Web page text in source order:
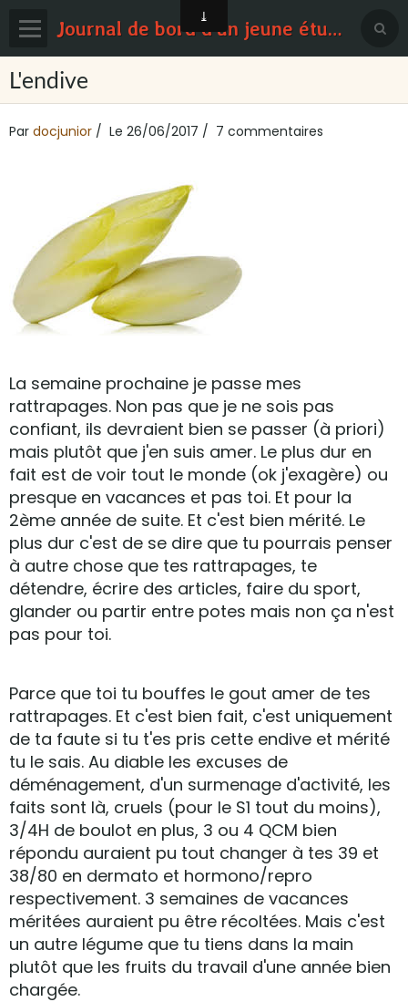
Journal de bord d'un jeune étudiant en médecine
Page d'accueil
L'endive
Par docjunior Le 26/06/2017 7 commentaires
La semaine prochaine je passe mes
rattrapages. Non pas que je ne sois pas
confiant, ils devraient bien se passer (à priori)
mais plutôt que j'en suis amer. Le plus dur en
fait est de voir tout le monde (ok j'exagère) ou
presque en vacances et pas toi. Et pour la
2ème année de suite. Et c'est bien mérité. Le
plus dur c'est de se dire que tu pourrais penser
à autre chose que tes rattrapages, te
détendre, écrire des articles, faire du sport,
glander ou partir entre potes mais non ça n'est
pas pour toi.
Parce que toi tu bouffes le gout amer de tes
rattrapages. Et c'est bien fait, c'est uniquement
de ta faute si tu t'es pris cette endive et mérité
tu le sais. Au diable les excuses de
déménagement, d'un surmenage d'activité, les
faits sont là, cruels (pour le S1 tout du moins),
3/4H de boulot en plus, 3 ou 4 QCM bien
répondu auraient pu tout changer à tes 39 et
38/80 en dermato et hormono/repro
respectivement. 3 semaines de vacances
méritées auraient pu être récoltées. Mais c'est
un autre légume que tu tiens dans la main
plutôt que les fruits du travail d'une année bien
chargée.